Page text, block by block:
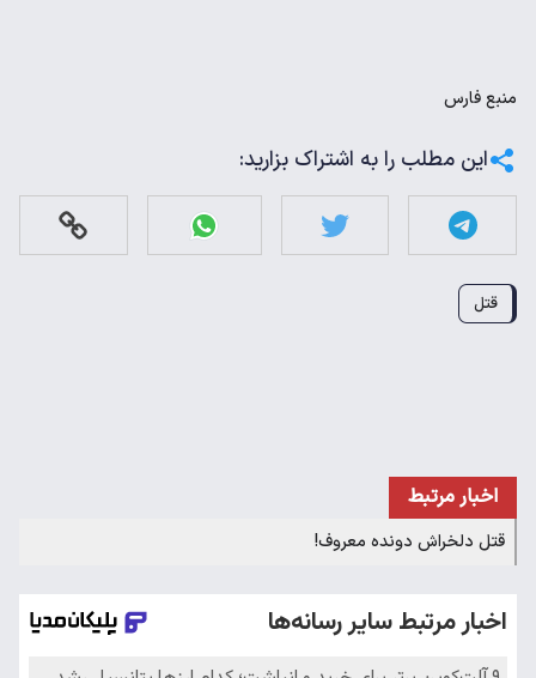
منبعفارس
این مطلب را به اشتراک بزارید:
قتل
اخبار مرتبط
قتل دلخراش دونده معروف!